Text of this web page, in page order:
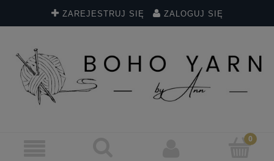
ZAREJESTRUJ SIĘ ZALOGUJ SIĘ